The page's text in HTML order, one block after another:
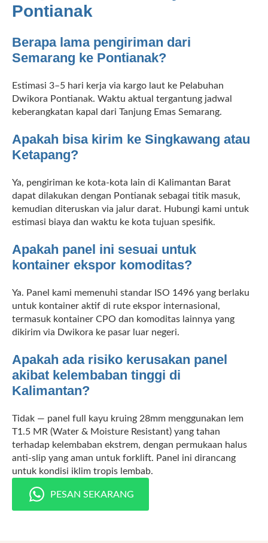
Pontianak
Berapa lama pengiriman dari
Semarang ke Pontianak?
Estimasi 3–5 hari kerja via kargo laut ke Pelabuhan
Dwikora Pontianak. Waktu aktual tergantung jadwal
keberangkatan kapal dari Tanjung Emas Semarang.
Apakah bisa kirim ke Singkawang atau
Ketapang?
Ya, pengiriman ke kota-kota lain di Kalimantan Barat
dapat dilakukan dengan Pontianak sebagai titik masuk,
kemudian diteruskan via jalur darat. Hubungi kami untuk
estimasi biaya dan waktu ke kota tujuan spesifik.
Apakah panel ini sesuai untuk
kontainer ekspor komoditas?
Ya. Panel kami memenuhi standar ISO 1496 yang berlaku
untuk kontainer aktif di rute ekspor internasional,
termasuk kontainer CPO dan komoditas lainnya yang
dikirim via Dwikora ke pasar luar negeri.
Apakah ada risiko kerusakan panel
akibat kelembaban tinggi di
Kalimantan?
Tidak — panel full kayu kruing 28mm menggunakan lem
T1.5 MR (Water & Moisture Resistant) yang tahan
terhadap kelembaban ekstrem, dengan permukaan halus
anti-slip yang aman untuk forklift. Panel ini dirancang
untuk kondisi iklim tropis lembab.
PESAN SEKARANG